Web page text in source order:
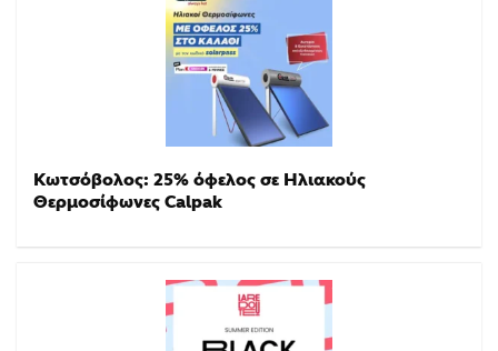
Κωτσόβολος: 25% όφελος σε Ηλιακούς
Θερμοσίφωνες Calpak